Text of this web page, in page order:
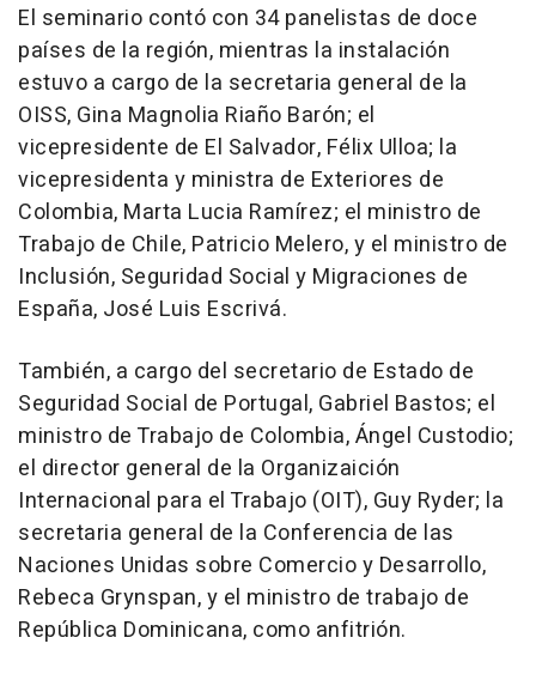
El seminario contó con 34 panelistas de doce
países de la región, mientras la instalación
estuvo a cargo de la secretaria general de la
OISS, Gina Magnolia Riaño Barón; el
vicepresidente de El Salvador, Félix Ulloa; la
vicepresidenta y ministra de Exteriores de
Colombia, Marta Lucia Ramírez; el ministro de
Trabajo de Chile, Patricio Melero, y el ministro de
Inclusión, Seguridad Social y Migraciones de
España, José Luis Escrivá.
También, a cargo del secretario de Estado de
Seguridad Social de Portugal, Gabriel Bastos; el
ministro de Trabajo de Colombia, Ángel Custodio;
el director general de la Organizaición
Internacional para el Trabajo (OIT), Guy Ryder; la
secretaria general de la Conferencia de las
Naciones Unidas sobre Comercio y Desarrollo,
Rebeca Grynspan, y el ministro de trabajo de
República Dominicana, como anfitrión.